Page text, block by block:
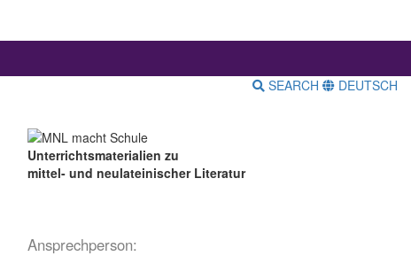
SEARCH DEUTSCH
Unterrichtsmaterialien zu
mittel- und neulateinischer Literatur
Ansprechperson: